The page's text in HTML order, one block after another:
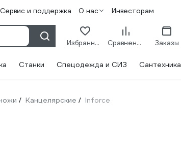
Сервис и поддержка О нас Инвесторам
Избранное Сравнение Заказы
Станки Спецодежда и СИЗ Сантехника
/ Канцелярские / Inforce